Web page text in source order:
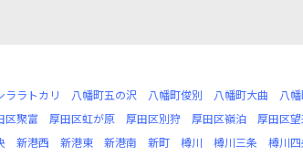
ララトカリ 八幡町五の沢 八幡町俊別 八幡町大曲 八
区聚富 厚田区虹が原 厚田区別狩 厚田区嶺泊 厚田区
新港西 新港東 新港南 新町 樽川 樽川三条 樽川四